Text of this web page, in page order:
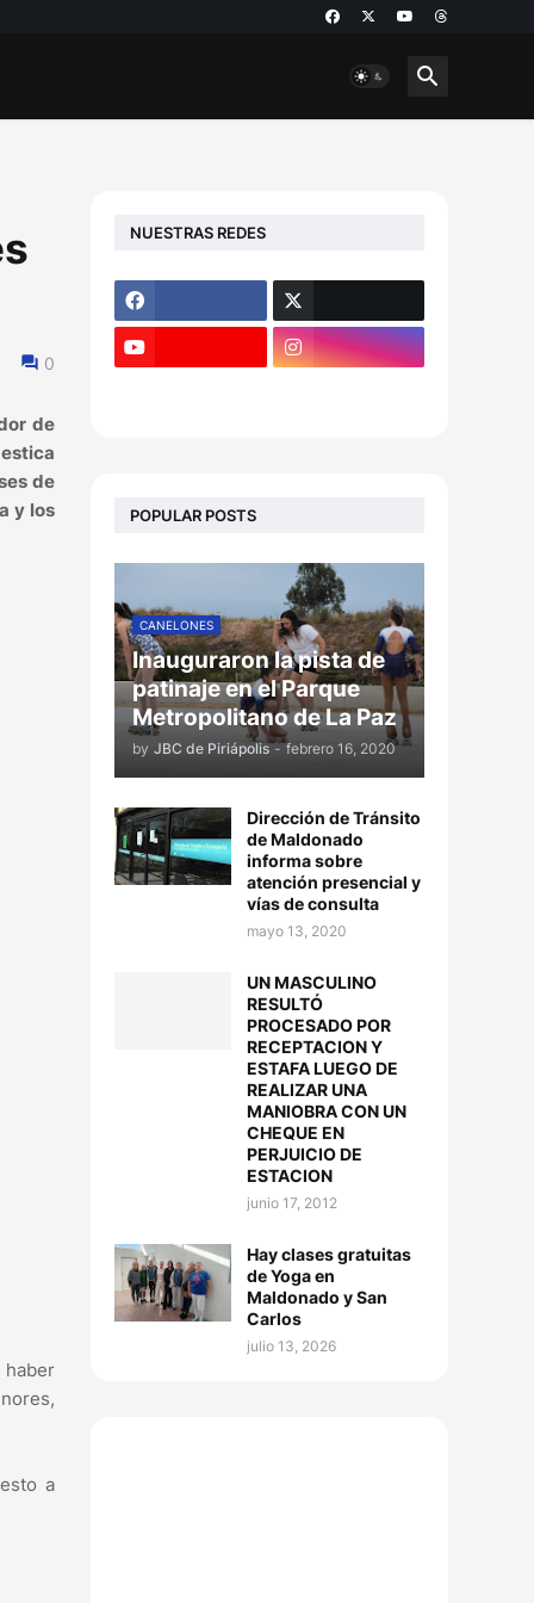
0
de
de
y los
haber
a
NUESTRAS REDES
POPULAR POSTS
CANELONES
Inauguraron la pista de
patinaje en el Parque
Metropolitano de La Paz
by JBC de Piriápolis - febrero 16, 2020
Dirección de Tránsito
de Maldonado
informa sobre
atención presencial y
vías de consulta
mayo 13, 2020
UN MASCULINO
RESULTÓ
PROCESADO POR
RECEPTACION Y
ESTAFA LUEGO DE
REALIZAR UNA
MANIOBRA CON UN
CHEQUE EN
PERJUICIO DE
ESTACION
junio 17, 2012
Hay clases gratuitas
de Yoga en
Maldonado y San
Carlos
julio 13, 2026